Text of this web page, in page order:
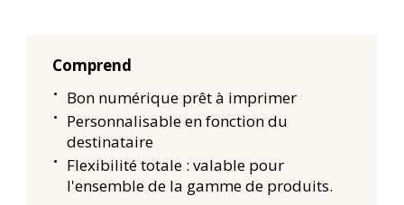
Comprend
Bon numérique prêt à imprimer
Personnalisable en fonction du
destinataire
Flexibilité totale : valable pour
l'ensemble de la gamme de produits.